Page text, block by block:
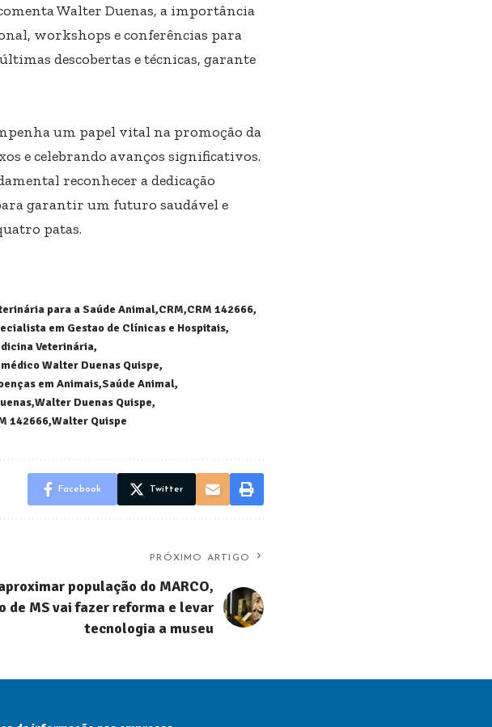
Walter Duenas, a importância
workshops e conferências para
descobertas e técnicas, garante
um papel vital na promoção da
e celebrando avanços significativos.
reconhecer a dedicação
garantir um futuro saudável e
patas.
para a Saúde Animal CRM CRM 142666
em Gestao de Clínicas e Hospitais
Veterinária
médico Walter Duenas Quispe
em Animais Saúde Animal
Walter Duenas Quispe
142666 Walter Quispe
Facebook Twitter
PRÓXIMO ARTIGO
população do MARCO,
de MS vai fazer reforma e levar
tecnologia a museu